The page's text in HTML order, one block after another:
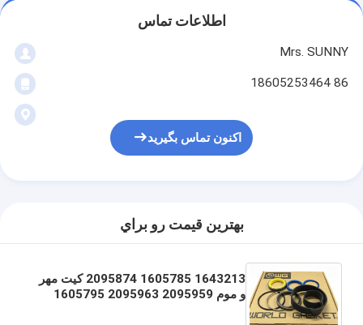
اطلاعات تماس
Mrs. SUNNY
86 18605253464
اکنون تماس بگیرید
بهترين قيمت رو براي
1643213 1605785 2095874 کیت مهر
و موم 2095959 2095963 1605795